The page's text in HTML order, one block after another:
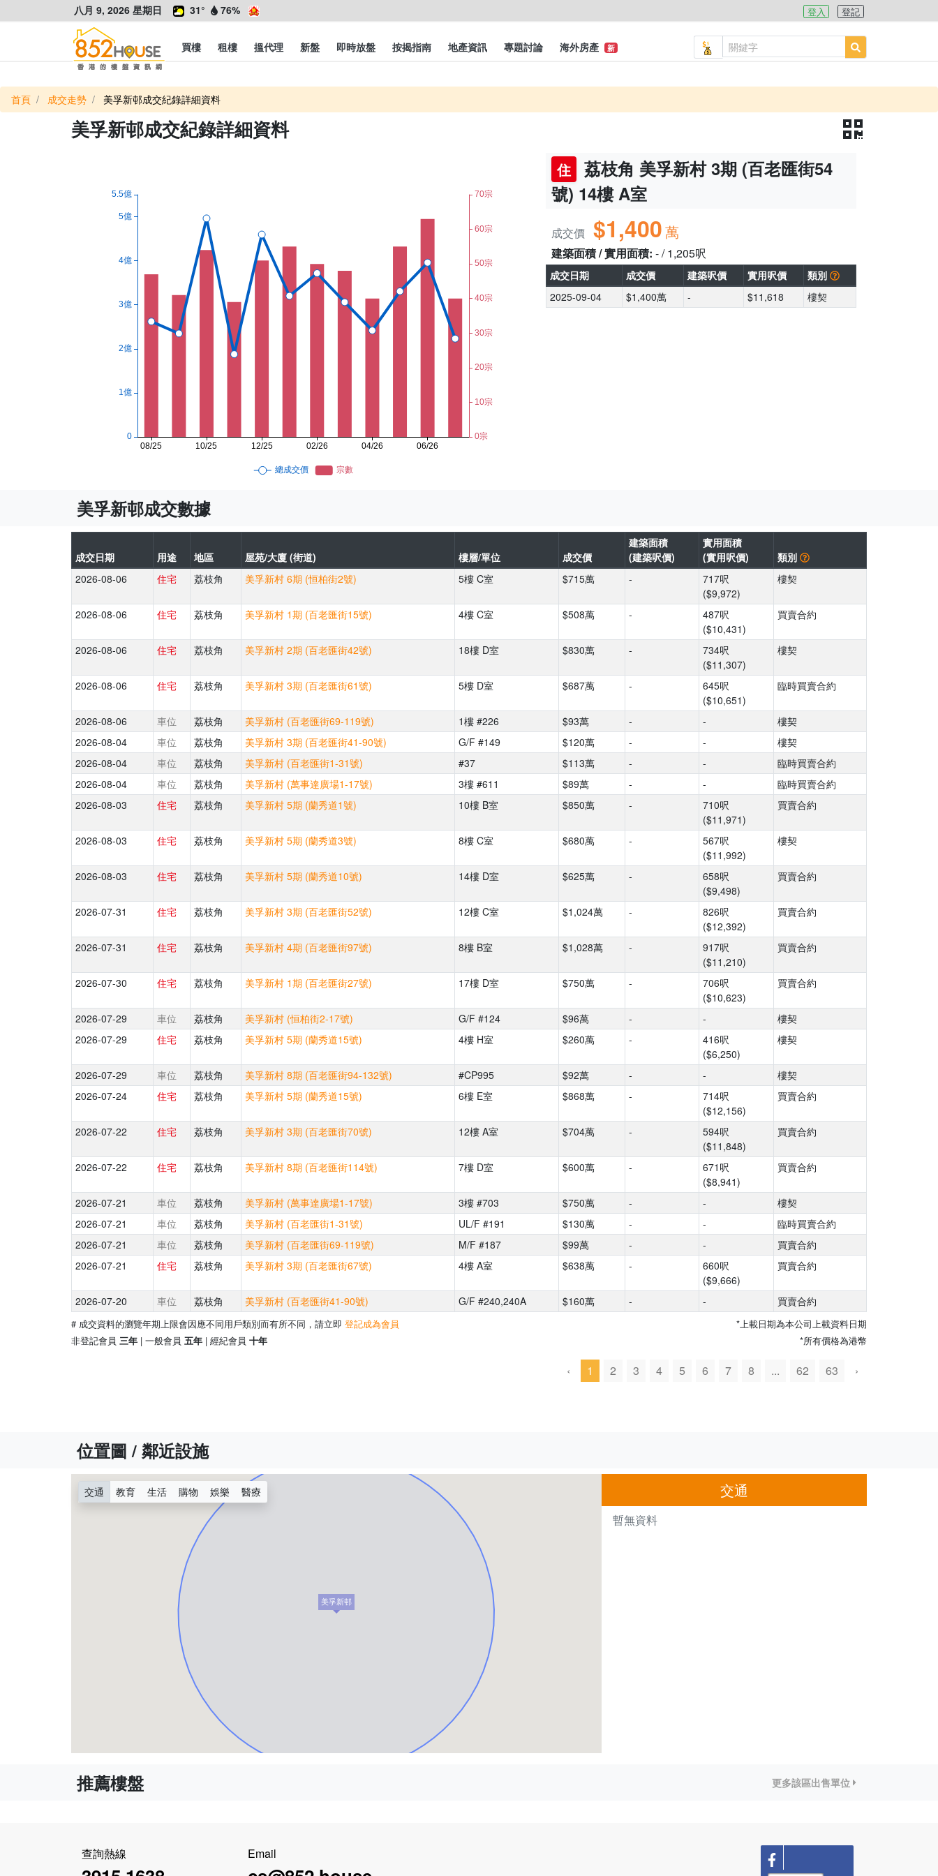
八月 9, 2026 星期日 31° 76% 登入 登記
買樓 租樓 搵代理 新盤 即時放盤 按揭指南 地產資訊 專題討論 海外房產 新
首頁 成交走勢 美孚新邨成交紀錄詳細資料
美孚新邨成交紀錄詳細資料
住
荔枝角 美孚新村 3期 (百老匯街54
號) 14樓 A室
成交價 $1,400萬
建築面積 / 實用面積: - / 1,205呎
成交日期 成交價 建築呎價 實用呎價
類別
2025-09-04
$1,400萬 - $11,618 樓契
美孚新邨成交數據
成交日期 用途 地區 屋苑/大廈 (街道) 樓層/單位 成交價
建築面積
(建築呎價)
實用面積
(實用呎價)
類別
2026-08-06
住宅 荔枝角 美孚新村 6期 (恒柏街2號) 5樓 C室 $715萬 -
717呎
($9,972)
樓契
2026-08-06 住宅 荔枝角 美孚新村 1期 (百老匯街15號) 4樓 C室 $508萬 -
487呎
($10,431)
買賣合約
2026-08-06 住宅 荔枝角 美孚新村 2期 (百老匯街42號) 18樓 D室 $830萬 -
734呎
($11,307)
樓契
2026-08-06 住宅 荔枝角 美孚新村 3期 (百老匯街61號) 5樓 D室 $687萬 -
645呎
($10,651)
臨時買賣合約
2026-08-06 車位 荔枝角 美孚新村 (百老匯街69-119號) 1樓 #226 $93萬 - -
樓契
2026-08-04
車位 荔枝角 美孚新村 3期 (百老匯街41-90號) G/F #149 $120萬 - -
樓契
2026-08-04
車位 荔枝角 美孚新村 (百老匯街1-31號) #37 $113萬 - -
臨時買賣合約
2026-08-04
車位 荔枝角 美孚新村 (萬事達廣場1-17號) 3樓 #611 $89萬 - -
臨時買賣合約
2026-08-03
住宅 荔枝角 美孚新村 5期 (蘭秀道1號) 10樓 B室 $850萬 -
710呎
($11,971)
買賣合約
2026-08-03 住宅 荔枝角 美孚新村 5期 (蘭秀道3號) 8樓 C室 $680萬 -
567呎
($11,992)
樓契
2026-08-03 住宅 荔枝角 美孚新村 5期 (蘭秀道10號) 14樓 D室 $625萬 -
658呎
($9,498)
買賣合約
2026-07-31 住宅 荔枝角 美孚新村 3期 (百老匯街52號) 12樓 C室 $1,024萬 -
826呎
($12,392)
買賣合約
2026-07-31 住宅 荔枝角 美孚新村 4期 (百老匯街97號) 8樓 B室 $1,028萬 -
917呎
($11,210)
買賣合約
2026-07-30 住宅 荔枝角 美孚新村 1期 (百老匯街27號) 17樓 D室 $750萬 -
706呎
($10,623)
買賣合約
2026-07-29 車位 荔枝角 美孚新村 (恒柏街2-17號) G/F #124 $96萬 - -
樓契
2026-07-29
住宅 荔枝角 美孚新村 5期 (蘭秀道15號) 4樓 H室 $260萬 -
416呎
($6,250)
樓契
2026-07-29 車位 荔枝角 美孚新村 8期 (百老匯街94-132號) #CP995 $92萬 - -
樓契
2026-07-24
住宅 荔枝角 美孚新村 5期 (蘭秀道15號) 6樓 E室 $868萬 -
714呎
($12,156)
買賣合約
2026-07-22 住宅 荔枝角 美孚新村 3期 (百老匯街70號) 12樓 A室 $704萬 -
594呎
($11,848)
買賣合約
2026-07-22 住宅 荔枝角 美孚新村 8期 (百老匯街114號) 7樓 D室 $600萬 -
671呎
($8,941)
買賣合約
2026-07-21 車位 荔枝角 美孚新村 (萬事達廣場1-17號) 3樓 #703 $750萬 - -
樓契
2026-07-21
車位 荔枝角 美孚新村 (百老匯街1-31號) UL/F #191 $130萬 - -
臨時買賣合約
2026-07-21
車位 荔枝角 美孚新村 (百老匯街69-119號) M/F #187 $99萬 - -
買賣合約
2026-07-21
住宅 荔枝角 美孚新村 3期 (百老匯街67號) 4樓 A室 $638萬 -
660呎
($9,666)
買賣合約
2026-07-20 車位 荔枝角 美孚新村 (百老匯街41-90號) G/F #240,240A $160萬 - - 買賣合約
# 成交資料的瀏覽年期上限會因應不同用戶類別而有所不同，請立即 登記成為會員
非登記會員 三年 | 一般會員 五年 | 經紀會員 十年
*上載日期為本公司上載資料日期
*所有價格為港幣
‹ 1 2 3 4 5 6 7 8 ... 62 63 ›
位置圖 / 鄰近設施
美孚新邨
交通 教育 生活 購物 娛樂 醫療 交通
暫無資料
推薦樓盤 更多該區出售單位
查詢熱線 Email